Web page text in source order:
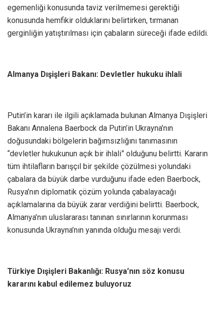
egemenliği konusunda taviz verilmemesi gerektiği
konusunda hemfikir olduklarını belirtirken, tırmanan
gerginliğin yatıştırılması için çabaların süreceği ifade edildi.
Almanya Dışişleri Bakanı: Devletler hukuku ihlali
Putin’in kararı ile ilgili açıklamada bulunan Almanya Dışişleri
Bakanı Annalena Baerbock da Putin’in Ukrayna’nın
doğusundaki bölgelerin bağımsızlığını tanımasının
“devletler hukukunun açık bir ihlali” olduğunu belirtti. Kararın
tüm ihtilafların barışçıl bir şekilde çözülmesi yolundaki
çabalara da büyük darbe vurduğunu ifade eden Baerbock,
Rusya’nın diplomatik çözüm yolunda çabalayacağı
açıklamalarına da büyük zarar verdiğini belirtti. Baerbock,
Almanya’nın uluslararası tanınan sınırlarının korunması
konusunda Ukrayna’nın yanında olduğu mesajı verdi.
Türkiye Dışişleri Bakanlığı: Rusya’nın söz konusu
kararını kabul edilemez buluyoruz